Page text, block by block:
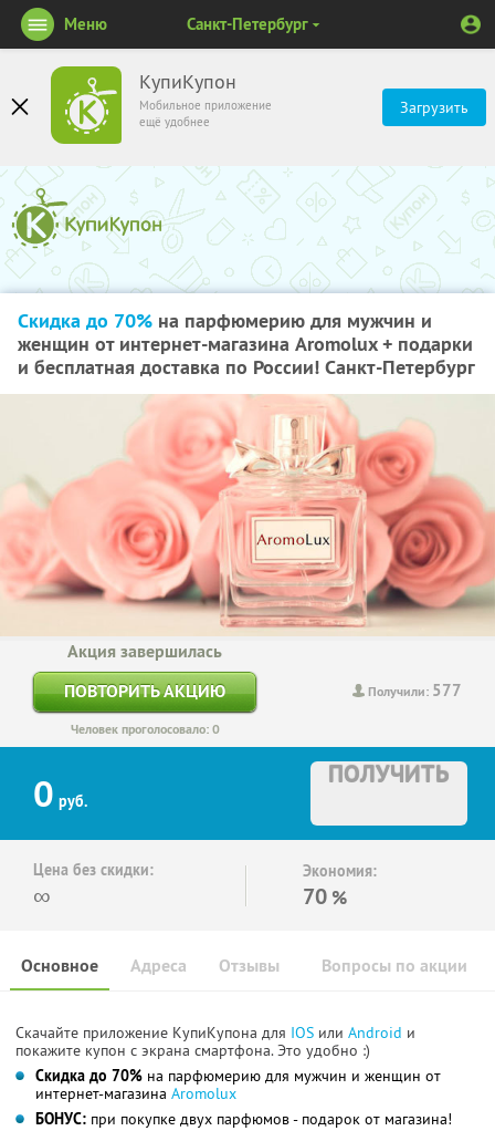
КупиКупон
Мобильное приложение
ещё удобнее
Загрузить
Меню Санкт-Петербург
Скидка до 70% на парфюмерию для мужчин и
женщин от интернет-магазина Aromolux + подарки
и бесплатная доставка по России! Санкт-Петербург
Получили: 577
Акция завершилась
ПОВТОРИТЬ АКЦИЮ
Человек проголосовало: 0
0 руб.
ПОЛУЧИТЬ
Цена без скидки:
∞
Экономия:
70 %
Основное Отзывы Вопросы по акции
Адреса
Скачайте приложение КупиКупона для IOS или Android и
покажите купон с экрана смартфона. Это удобно :)
Скидка до 70% на парфюмерию для мужчин и женщин от
интернет-магазина Aromolux
БОНУС: при покупке двух парфюмов - подарок от магазина!